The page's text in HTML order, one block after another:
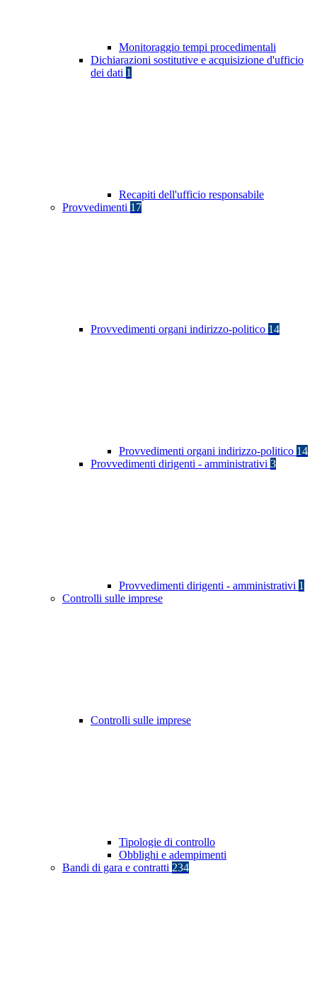
Monitoraggio tempi procedimentali
Dichiarazioni sostitutive e acquisizione d'ufficio
dei dati 1
Recapiti dell'ufficio responsabile
Provvedimenti 17
Provvedimenti organi indirizzo-politico 14
Provvedimenti organi indirizzo-politico 14
Provvedimenti dirigenti - amministrativi 3
Provvedimenti dirigenti - amministrativi 1
Controlli sulle imprese
Controlli sulle imprese
Tipologie di controllo
Obblighi e adempimenti
Bandi di gara e contratti 234